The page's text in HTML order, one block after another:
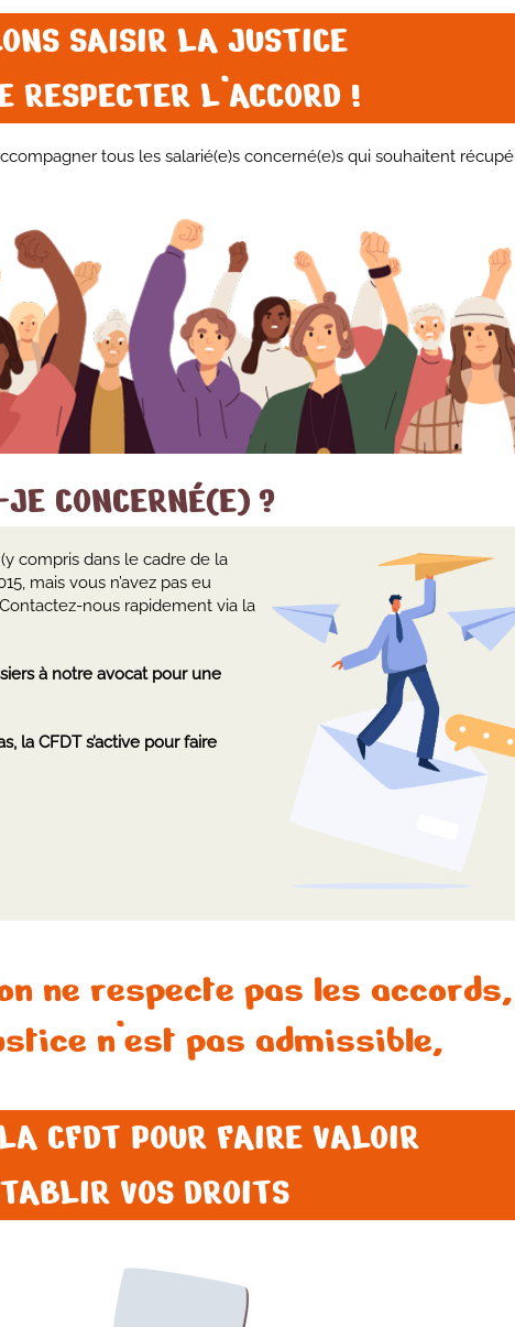
SAISIR LA JUSTICE
RESPECTER L’ACCORD !
tous les salarié(e)s concerné(e)s qui souhaitent
CONCERNÉ(E) ?
compris dans le cadre de la
mais vous n’avez pas eu
Contactez-nous rapidement via la
à notre avocat pour une
la CFDT s’active pour faire
ne respecte pas les accords,
n’est pas admissible,
CFDT POUR FAIRE VALOIR
VOS DROITS